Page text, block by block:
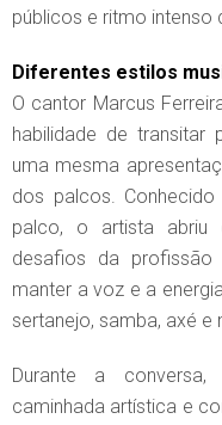
públicos e ritmo intenso
Diferentes estilos
O cantor Marcus
habilidade de transitar
uma mesma
dos palcos.
palco, o artista abriu
desafios da
manter a voz e a
sertanejo, samba, axé e
Durante a
caminhada artística e